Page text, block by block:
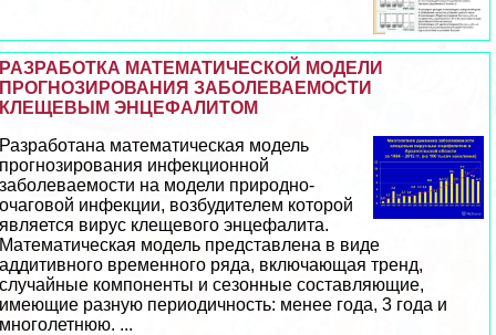
РАЗРАБОТКА МАТЕМАТИЧЕСКОЙ МОДЕЛИ
ПРОГНОЗИРОВАНИЯ ЗАБОЛЕВАЕМОСТИ
КЛЕЩЕВЫМ ЭНЦЕФАЛИТОМ
Разработана математическая модель
прогнозирования инфекционной
заболеваемости на модели природно-
очаговой инфекции, возбудителем которой
является вирус клещевого энцефалита.
Математическая модель представлена в виде
аддитивного временного ряда, включающая тренд,
случайные компоненты и сезонные составляющие,
имеющие разную периодичность: менее года, 3 года и
многолетнюю. ...